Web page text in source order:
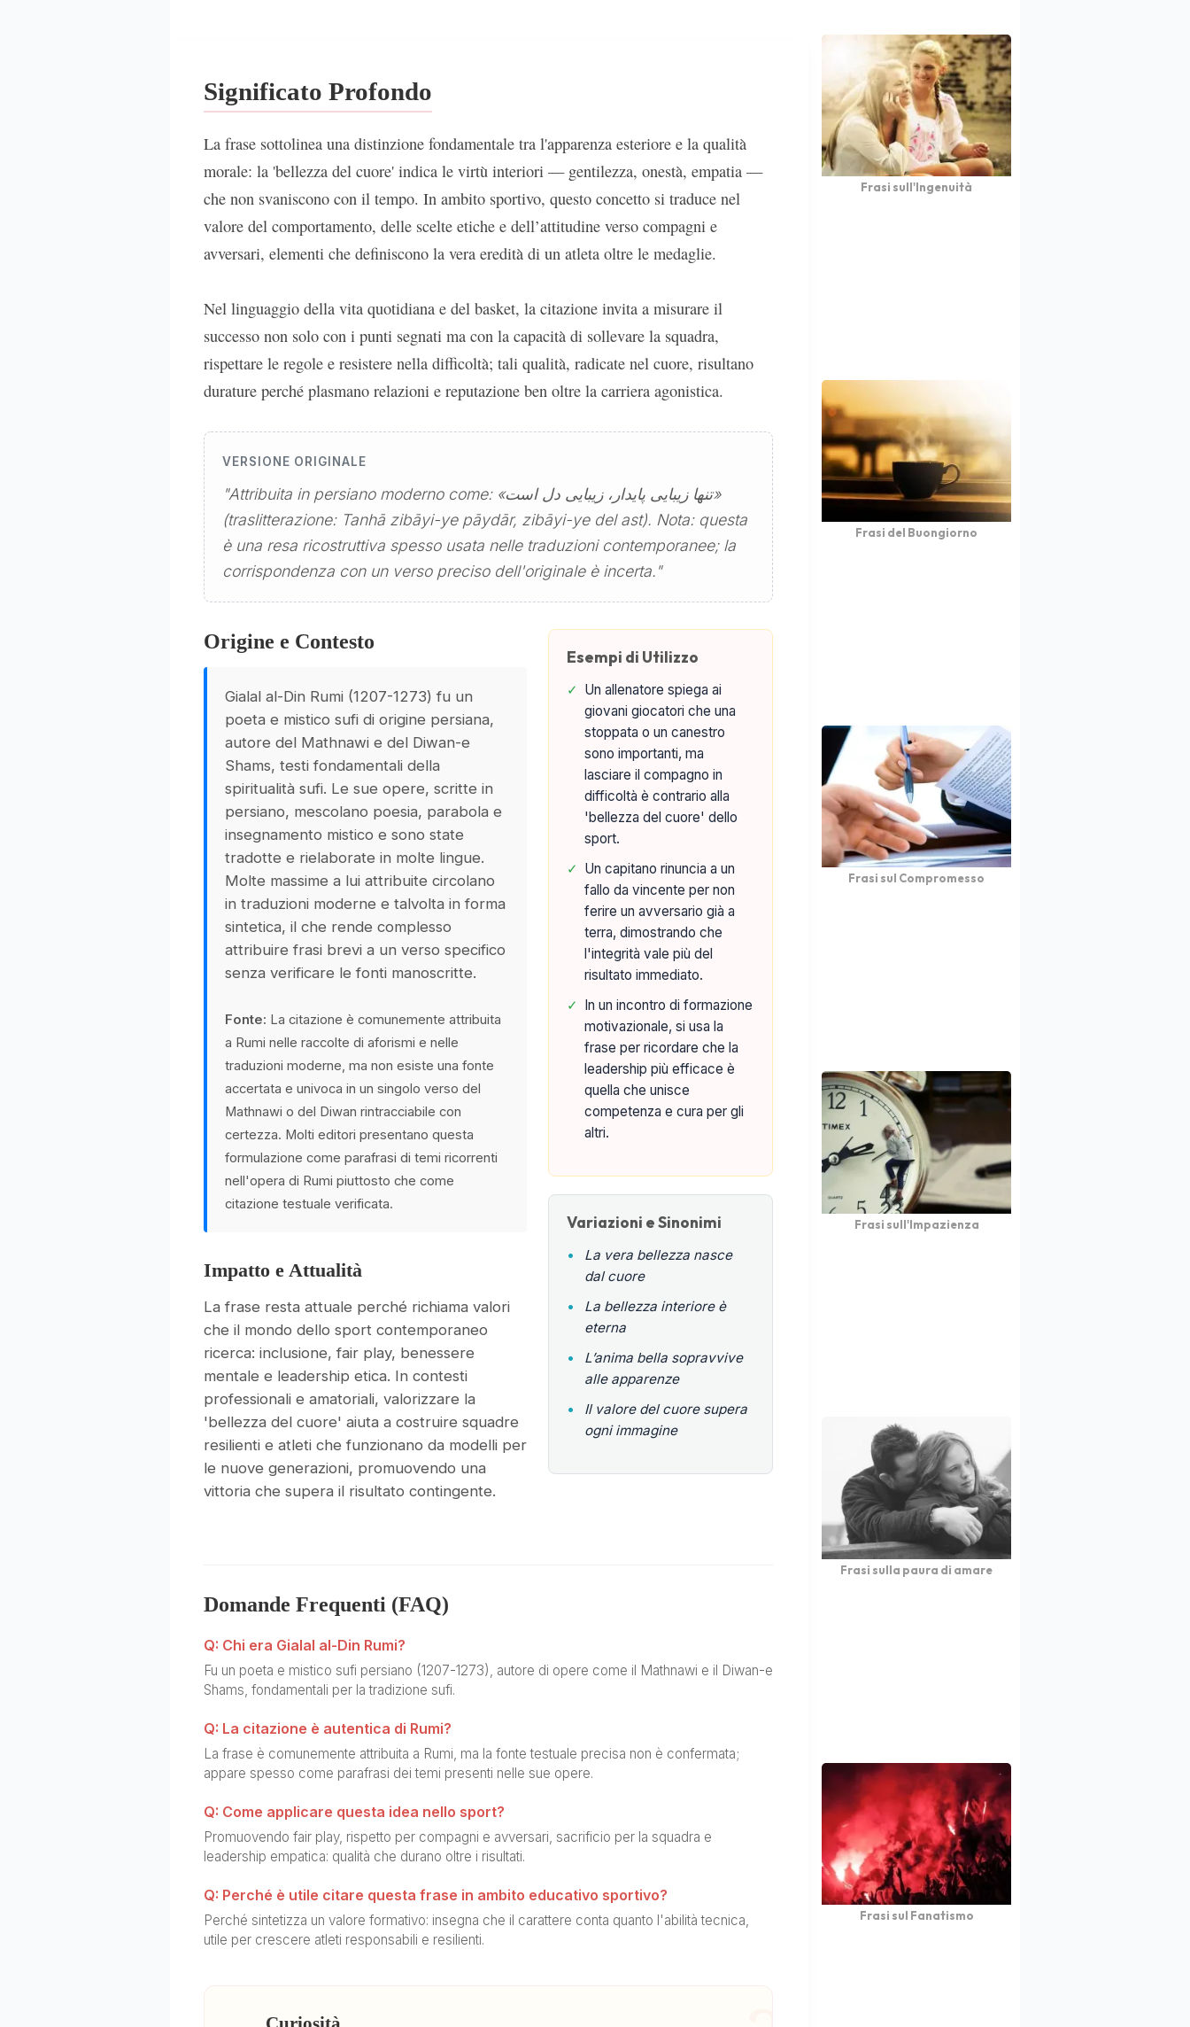
Significato Profondo
La frase sottolinea una distinzione fondamentale tra l'apparenza esteriore e la qualità
morale: la 'bellezza del cuore' indica le virtù interiori — gentilezza, onestà, empatia —
che non svaniscono con il tempo. In ambito sportivo, questo concetto si traduce nel
valore del comportamento, delle scelte etiche e dell’attitudine verso compagni e
avversari, elementi che definiscono la vera eredità di un atleta oltre le medaglie.
Nel linguaggio della vita quotidiana e del basket, la citazione invita a misurare il
successo non solo con i punti segnati ma con la capacità di sollevare la squadra,
rispettare le regole e resistere nella difficoltà; tali qualità, radicate nel cuore, risultano
durature perché plasmano relazioni e reputazione ben oltre la carriera agonistica.
VERSIONE ORIGINALE
"Attribuita in persiano moderno come: «تنها زیبایی پایدار، زیبایی دل است»
(traslitterazione: Tanhā zibāyi-ye pāydār, zibāyi-ye del ast). Nota: questa
è una resa ricostruttiva spesso usata nelle traduzioni contemporanee; la
corrispondenza con un verso preciso dell'originale è incerta."
Origine e Contesto
Gialal al-Din Rumi (1207-1273) fu un
poeta e mistico sufi di origine persiana,
autore del Mathnawi e del Diwan-e
Shams, testi fondamentali della
spiritualità sufi. Le sue opere, scritte in
persiano, mescolano poesia, parabola e
insegnamento mistico e sono state
tradotte e rielaborate in molte lingue.
Molte massime a lui attribuite circolano
in traduzioni moderne e talvolta in forma
sintetica, il che rende complesso
attribuire frasi brevi a un verso specifico
senza verificare le fonti manoscritte.
Fonte: La citazione è comunemente attribuita
a Rumi nelle raccolte di aforismi e nelle
traduzioni moderne, ma non esiste una fonte
accertata e univoca in un singolo verso del
Mathnawi o del Diwan rintracciabile con
certezza. Molti editori presentano questa
formulazione come parafrasi di temi ricorrenti
nell'opera di Rumi piuttosto che come
citazione testuale verificata.
Impatto e Attualità
La frase resta attuale perché richiama valori
che il mondo dello sport contemporaneo
ricerca: inclusione, fair play, benessere
mentale e leadership etica. In contesti
professionali e amatoriali, valorizzare la
'bellezza del cuore' aiuta a costruire squadre
resilienti e atleti che funzionano da modelli per
le nuove generazioni, promuovendo una
vittoria che supera il risultato contingente.
Esempi di Utilizzo
✓ Un allenatore spiega ai
giovani giocatori che una
stoppata o un canestro
sono importanti, ma
lasciare il compagno in
difficoltà è contrario alla
'bellezza del cuore' dello
sport.
✓ Un capitano rinuncia a un
fallo da vincente per non
ferire un avversario già a
terra, dimostrando che
l'integrità vale più del
risultato immediato.
✓ In un incontro di formazione
motivazionale, si usa la
frase per ricordare che la
leadership più efficace è
quella che unisce
competenza e cura per gli
altri.
Variazioni e Sinonimi
•
La vera bellezza nasce
dal cuore
•
La bellezza interiore è
eterna
•
L’anima bella sopravvive
alle apparenze
•
Il valore del cuore supera
ogni immagine
Domande Frequenti (FAQ)
Q: Chi era Gialal al-Din Rumi?
Fu un poeta e mistico sufi persiano (1207-1273), autore di opere come il Mathnawi e il Diwan-e
Shams, fondamentali per la tradizione sufi.
Q: La citazione è autentica di Rumi?
La frase è comunemente attribuita a Rumi, ma la fonte testuale precisa non è confermata;
appare spesso come parafrasi dei temi presenti nelle sue opere.
Q: Come applicare questa idea nello sport?
Promuovendo fair play, rispetto per compagni e avversari, sacrificio per la squadra e
leadership empatica: qualità che durano oltre i risultati.
Q: Perché è utile citare questa frase in ambito educativo sportivo?
Perché sintetizza un valore formativo: insegna che il carattere conta quanto l'abilità tecnica,
utile per crescere atleti responsabili e resilienti.
Frasi sull'Ingenuità
Frasi del Buongiorno
Frasi sul Compromesso
Frasi sull'Impazienza
Frasi sulla paura di amare
Frasi sul Fanatismo